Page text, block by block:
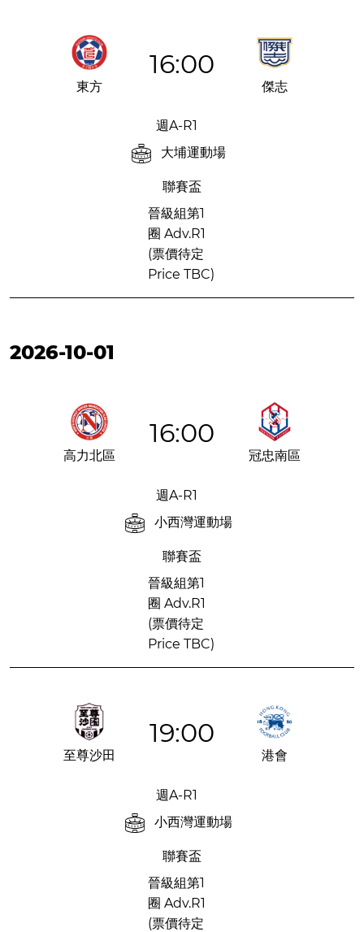
16:00
東方 傑志
週A-R1
大埔運動場
聯賽盃
晉級組第1
圈 Adv.R1
(票價待定
Price TBC)
2026-10-01
16:00
高力北區 冠忠南區
週A-R1
小西灣運動場
聯賽盃
晉級組第1
圈 Adv.R1
(票價待定
Price TBC)
19:00
至尊沙田 港會
週A-R1
小西灣運動場
聯賽盃
晉級組第1
圈 Adv.R1
(票價待定